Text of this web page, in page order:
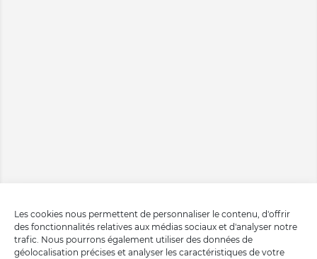
Les cookies nous permettent de personnaliser le contenu, d'offrir
des fonctionnalités relatives aux médias sociaux et d'analyser notre
trafic. Nous pourrons également utiliser des données de
géolocalisation précises et analyser les caractéristiques de votre